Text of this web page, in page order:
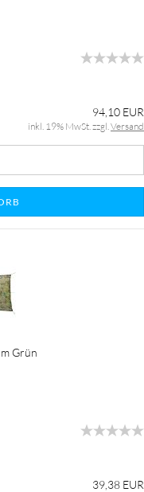
94,10 EUR
inkl. 19% MwSt. zzgl.Versand
Grün
39,38 EUR